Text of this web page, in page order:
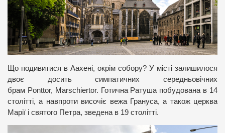
Що подивитися в Аахені, окрім собору? У місті залишилося
двоє досить симпатичних середньовічних
брам Ponttor, Marschiertor. Готична Ратуша побудована в 14
столітті, а навпроти височіє вежа Грануса, а також церква
Марії і святого Петра, зведена в 19 столітті.